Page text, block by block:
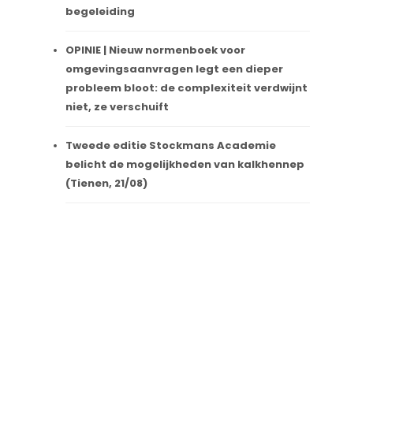
begeleiding
OPINIE | Nieuw normenboek voor
omgevingsaanvragen legt een dieper
probleem bloot: de complexiteit verdwijnt
niet, ze verschuift
Tweede editie Stockmans Academie
belicht de mogelijkheden van kalkhennep
(Tienen, 21/08)